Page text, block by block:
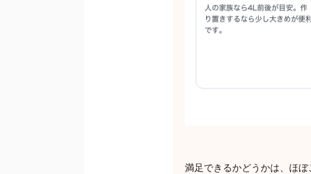
満足できるかどうかは、ほ